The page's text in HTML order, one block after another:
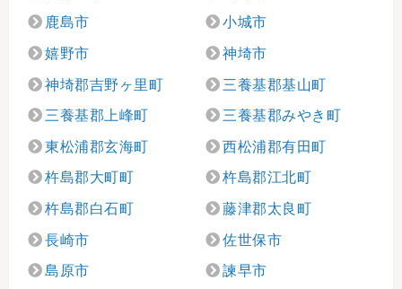
鹿島市 小城市
嬉野市 神埼市
神埼郡吉野ヶ里町 三養基郡基山町
三養基郡上峰町 三養基郡みやき町
東松浦郡玄海町 西松浦郡有田町
杵島郡大町町 杵島郡江北町
杵島郡白石町 藤津郡太良町
長崎市 佐世保市
島原市 諫早市